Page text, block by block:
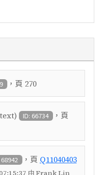
，頁 270
ID: 66734 ，頁
68942 ，頁 Q11040403
由 Frank Lin